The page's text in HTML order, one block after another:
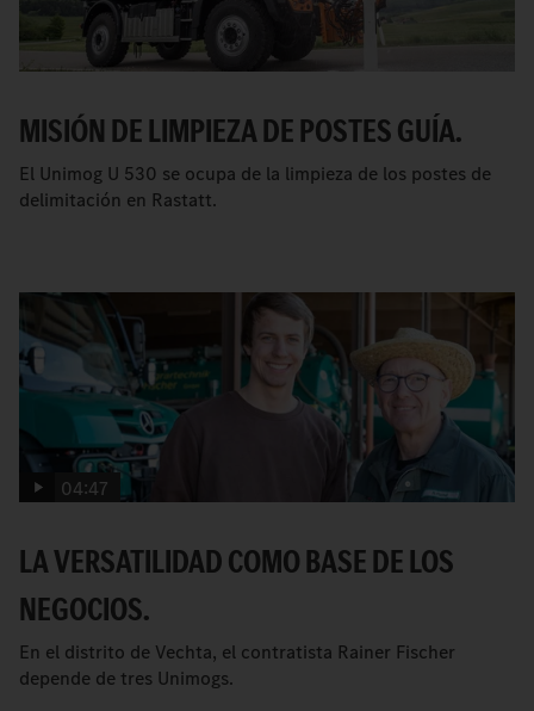
MISIÓN DE LIMPIEZA DE POSTES GUÍA.
El Unimog U 530 se ocupa de la limpieza de los postes de
delimitación en Rastatt.
04:47
LA VERSATILIDAD COMO BASE DE LOS
NEGOCIOS.
En el distrito de Vechta, el contratista Rainer Fischer
depende de tres Unimogs.